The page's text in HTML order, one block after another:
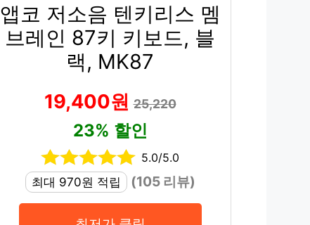
앱코 저소음 텐키리스 멤
브레인 87키 키보드, 블
랙, MK87
19,400원25,220
23% 할인
5.0/5.0
최대 970원 적립
(105 리뷰)